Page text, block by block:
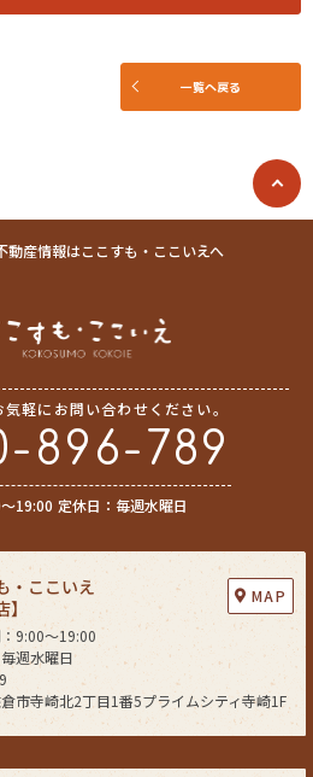
て、お客さま本人からの開示、訂正、削
てお客さま情報の取り扱いをいたします。
スをお客さまにご利用いただくにあた
提案、見積、各種の工事やサービス提供
協力会社又は業務委託先等を通じて、お
子メールアドレス、氏名、住所、電話番
らの個人情報は下記の目的に利用させて
提供
アフターサービスの提供
お知らせ・ＰＲ、調査・データ集積、研
社（以下「サイト管理会社」といいま
る業務の実施
が提供するサービス改善に必要な範囲で、
会社に提供します。
につきましては、サイト管理会社におい
の改善・向上を目指すことに加え、メー
、お客様による購買の分析をして、当社の
データ（お客様が指定された他の方の宛
一覧へ戻る
動産情報はここすも・ここいえへ
軽にお問い合わせください。
896-789
19:00 定休日：毎週水曜日
・ここいえ
】
市寺崎北2丁目1番5プライムシティ寺崎1F
9:00〜19:00
週水曜日
MAP